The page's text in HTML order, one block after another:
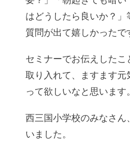
はどうしたら良いか？」
質問が出て嬉しかったで
セミナーでお伝えしたこ
取り入れて、ますます元
って欲しいなと思います。
西三国小学校のみなさん
いました。